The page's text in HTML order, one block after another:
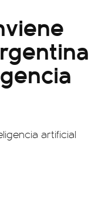
artificial